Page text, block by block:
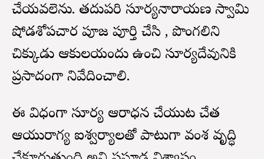
చేయవలెను. తదుపరి సూర్యనారాయణ స్వామి
షోడశోపచార పూజ పూర్తి చేసి , పొంగలిని
చిక్కుడు ఆకులయందు ఉంచి సూర్యదేవునికి
ప్రసాదంగా నివేదించాలి.
ఈ విధంగా సూర్య ఆరాధన చేయుట చేత
ఆయురాగ్య ఐశ్వర్యాలతో పాటుగా వంశ వృద్ధి